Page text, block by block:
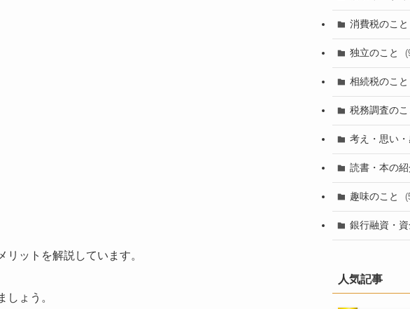
ットを解説しています。
ょう。
消費税のこと
独立のこと
相続税のこと
税務調査のこ
考え・思い
読書・本の紹
趣味のこと
銀行融資・
人気記事